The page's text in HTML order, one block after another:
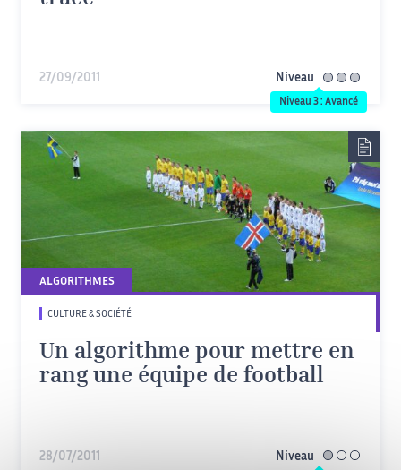
27/09/2011 Niveau avancé
Niveau 3 : Avancé
ALGORITHMES
CULTURE & SOCIÉTÉ
Un algorithme pour mettre en
rang une équipe de football
28/07/2011 Niveau facile